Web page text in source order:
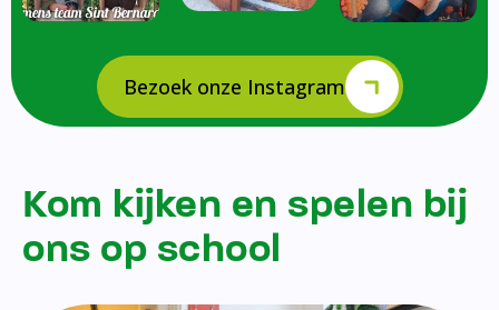
Bezoek onze Instagram
Kom kijken en spelen bij
ons op school